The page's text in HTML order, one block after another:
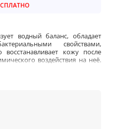
водный баланс, обладает
свойствами,
восстанавливает кожу после
воздействия на неё.
коллагеновых волокон в